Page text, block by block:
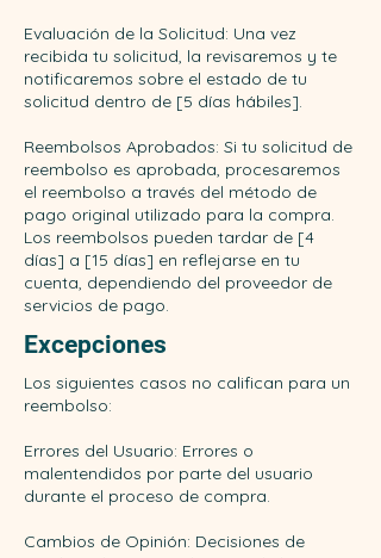
Evaluación de la Solicitud: Una vez
recibida tu solicitud, la revisaremos y te
notificaremos sobre el estado de tu
solicitud dentro de [5 días hábiles].
Reembolsos Aprobados: Si tu solicitud de
reembolso es aprobada, procesaremos
el reembolso a través del método de
pago original utilizado para la compra.
Los reembolsos pueden tardar de [4
días] a [15 días] en reflejarse en tu
cuenta, dependiendo del proveedor de
servicios de pago.
Excepciones
Los siguientes casos no califican para un
reembolso:
Errores del Usuario: Errores o
malentendidos por parte del usuario
durante el proceso de compra.
Cambios de Opinión: Decisiones de